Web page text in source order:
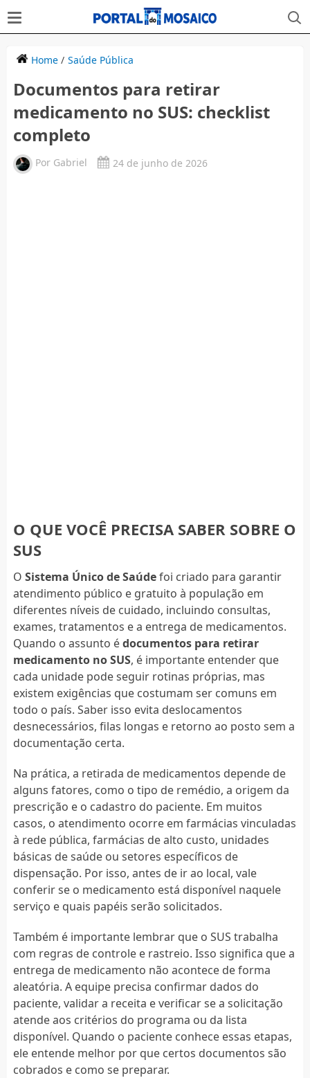
Home/ Saúde Pública
Documentos para retirar
medicamento no SUS: checklist
completo
Por Gabriel 24 de junho de 2026
O QUE VOCÊ PRECISA SABER SOBRE O
SUS
O Sistema Único de Saúdefoi criado para garantir
atendimento público e gratuito à população em
diferentes níveis de cuidado, incluindo consultas,
exames, tratamentos e a entrega de medicamentos.
Quando o assunto édocumentos para retirar
medicamento no SUS, é importante entender que
cada unidade pode seguir rotinas próprias, mas
existem exigências que costumam ser comuns em
todo o país. Saber isso evita deslocamentos
desnecessários, filas longas e retorno ao posto sem a
documentação certa.
Na prática, a retirada de medicamentos depende de
alguns fatores, como o tipo de remédio, a origem da
prescrição e o cadastro do paciente. Em muitos
casos, o atendimento ocorre em farmácias vinculadas
à rede pública, farmácias de alto custo, unidades
básicas de saúde ou setores específicos de
dispensação. Por isso, antes de ir ao local, vale
conferir se o medicamento está disponível naquele
serviço e quais papéis serão solicitados.
Também é importante lembrar que o SUS trabalha
com regras de controle e rastreio. Isso significa que a
entrega de medicamento não acontece de forma
aleatória. A equipe precisa confirmar dados do
paciente, validar a receita e verificar se a solicitação
atende aos critérios do programa ou da lista
disponível. Quando o paciente conhece essas etapas,
ele entende melhor por que certos documentos são
cobrados e como se preparar.